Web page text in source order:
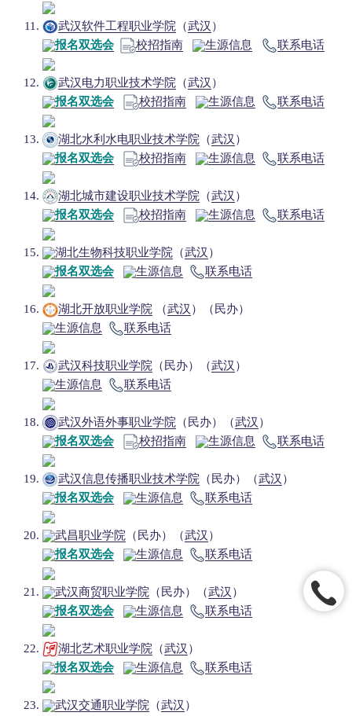
武汉软件工程职业学院 （武汉 ）
报名双选会
校招指南 生源信息 联系电话
武汉电力职业技术学院 （武汉 ）
报名双选会
校招指南 生源信息 联系电话
湖北水利水电职业技术学院 （武汉 ）
报名双选会
校招指南 生源信息 联系电话
湖北城市建设职业技术学院 （武汉 ）
报名双选会
校招指南 生源信息 联系电话
湖北生物科技职业学院 （武汉 ）
报名双选会
生源信息 联系电话
湖北开放职业学院 （武汉 ）（民办）
生源信息
联系电话
武汉科技职业学院 （民办）（武汉 ）
生源信息
联系电话
武汉外语外事职业学院 （民办）（武汉 ）
报名双选会
校招指南 生源信息 联系电话
武汉信息传播职业技术学院 （民办）（武汉 ）
报名双选会
生源信息 联系电话
武昌职业学院 （民办）（武汉 ）
报名双选会
生源信息 联系电话
武汉商贸职业学院 （民办）（武汉 ）
报名双选会
生源信息 联系电话
湖北艺术职业学院 （武汉 ）
报名双选会
生源信息 联系电话
武汉交通职业学院 （武汉 ）